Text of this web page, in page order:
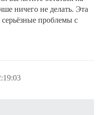
ничего не делать. Эта
проблемы с